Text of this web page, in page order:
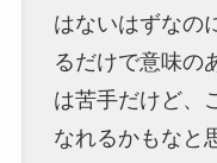
はないはずなの
るだけで意味の
は苦手だけど、
なれるかもなと